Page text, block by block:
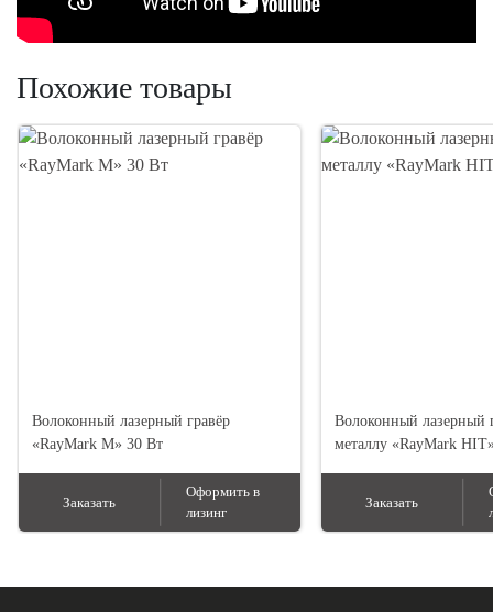
Похожие товары
Волоконный лазерный гравёр
«RayMark M» 30 Вт
Заказать
Оформить в
лизинг
Волоконный лазерный
металлу «RayMark
Заказать